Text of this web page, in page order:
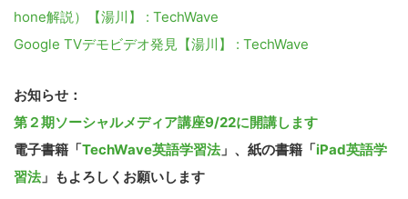
hone解説）【湯川】 : TechWave
Google TVデモビデオ発見【湯川】 : TechWave
お知らせ：
第２期ソーシャルメディア講座9/22に開講します
電子書籍「TechWave英語学習法」、紙の書籍「iPad英語学
習法」もよろしくお願いします
サ
イ
を
検
る